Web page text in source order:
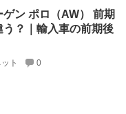
ン ポロ（AW） 前期
う？｜輸入車の前期後
ト 0